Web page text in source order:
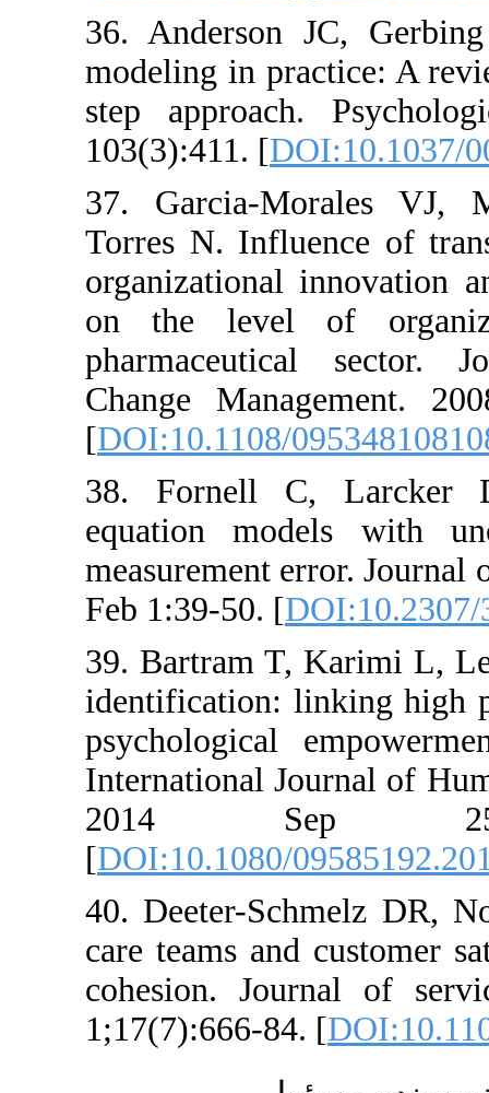
36. Anderson JC,
modeling in
step approach.
103(3):411. [
37. Garcia-
Torres N.
organizational
on the level of
pharmaceutical
Change
[DOI:10.1108/
38. Fornell C,
equation models
measurement
Feb 1:39-50. [
39. Bartram T,
identification:
psychological
International
2014 Sep
[DOI:10.1080/
40. Deeter-
care teams and
cohesion.
1;17(7):666-84. [